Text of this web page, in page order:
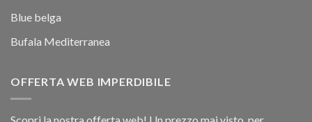
Blue belga
Bufala Mediterranea
OFFERTA WEB IMPERDIBILE